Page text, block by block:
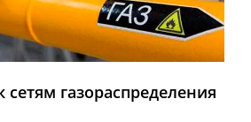
газораспределения